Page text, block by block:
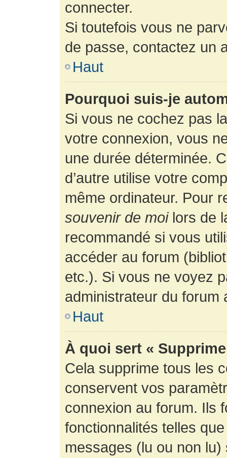
connecter.
Si toutefois vous ne
de passe, contactez un
Haut
Pourquoi suis-je
Si vous ne cochez pas
votre connexion, vous
une durée déterminée.
d’autre utilise votre
même ordinateur. Pour
souvenir de moilors de
recommandé si vous
accéder au forum
etc.). Si vous ne voyez
administrateur du forum
Haut
À quoi sert «
Cela supprime tous les
conservent vos
connexion au forum. Ils
fonctionnalités telles
messages (lu ou non